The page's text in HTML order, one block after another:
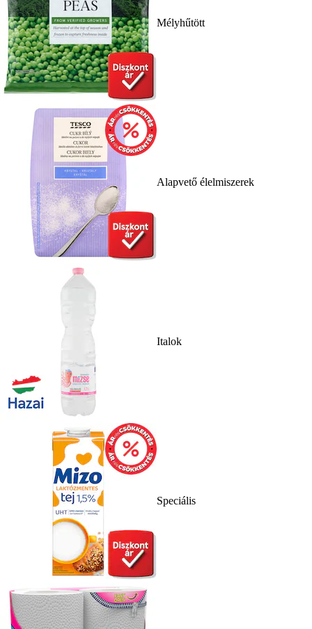
Mélyhűtött
Alapvető élelmiszerek
Italok
Speciális